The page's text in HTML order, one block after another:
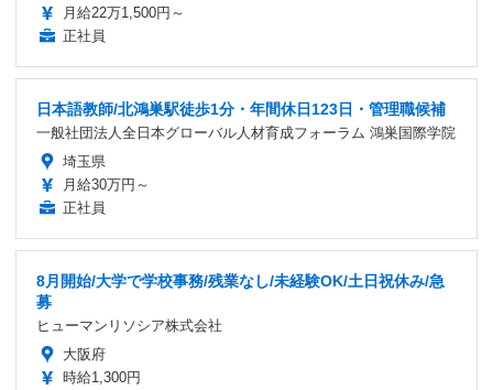
月給22万1,500円～
正社員
日本語教師/北鴻巣駅徒歩1分・年間休日123日・管理職候補
一般社団法人全日本グローバル人材育成フォーラム 鴻巣国際学院
埼玉県
月給30万円～
正社員
8月開始/大学で学校事務/残業なし/未経験OK/土日祝休み/急
募
ヒューマンリソシア株式会社
大阪府
時給1,300円